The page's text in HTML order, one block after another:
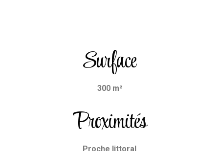
Surface
300 m²
Proximités
Proche littoral